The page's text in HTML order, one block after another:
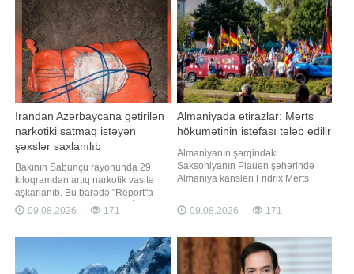
yayıb. Əsas ərzaq məhsullarının
düny
edilməyib. "Report" "Reuters"ə
istinadən xəbər verir ki, itki
İrandan Azərbaycana gətirilən
narkotiki satmaq istəyən
şəxslər saxlanılıb
Bakının Sabunçu rayonunda 29
kiloqramdan artıq narkotik vasitə
aşkarlanıb. Bu barədə "Report"a
Daxili İşlər Nazirliyindən (DİN)
məlumat verilib. Bildirilib ki,
bilinən, əvvəllər məhkum olunmuş
Sənan Mirzəyev və tanışı olan
qadın saxlanılıb. Onlardan
09.08.2026 171
Almaniyada etirazlar: Merts
hökumətinin istefası tələb edilir
Almaniyanın şərqindəki
Saksoniyanın Plauen şəhərində
Almaniya kansleri Fridrix Merts
nümayiş başlayıb. "Projekt M1llion"
etiraz hərəkatı bütün ölkə üzrə
təxminən 10 00 iştirakçının
olduğunu elan edib. -ın xəbərinə
görə, bu barəd
09.08.2026 171